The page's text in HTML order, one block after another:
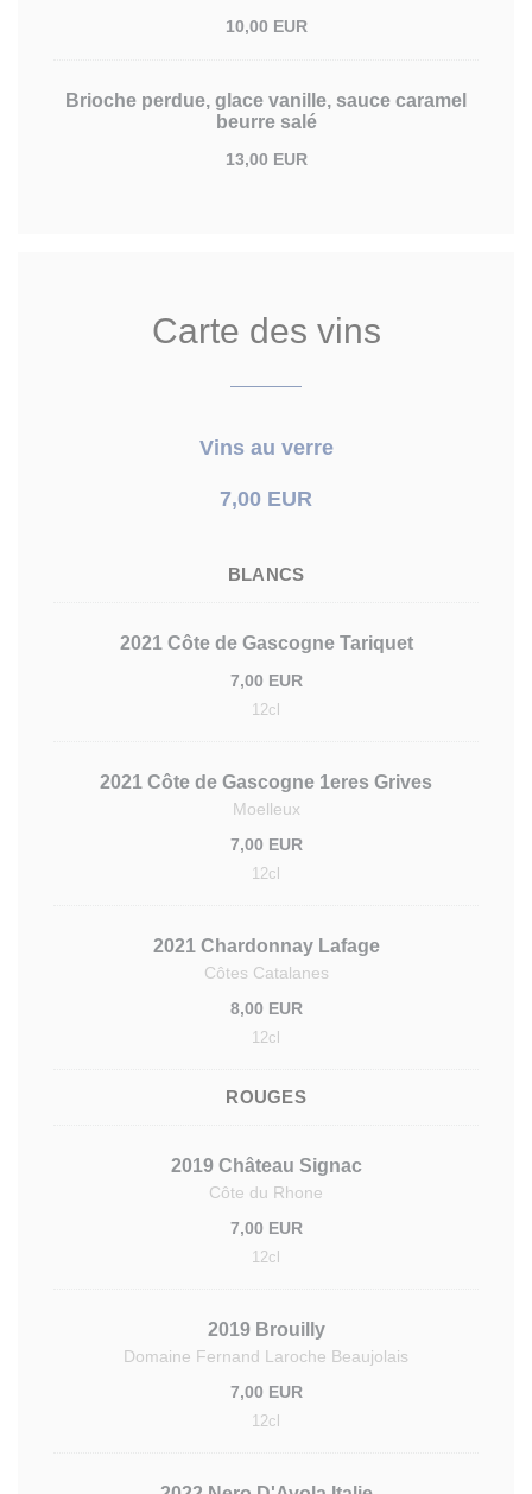
10,00 EUR
Brioche perdue, glace vanille, sauce caramel
beurre salé
13,00 EUR
Carte des vins
Vins au verre
7,00 EUR
BLANCS
2021 Côte de Gascogne Tariquet
7,00 EUR
12cl
2021 Côte de Gascogne 1eres Grives
Moelleux
7,00 EUR
12cl
2021 Chardonnay Lafage
Côtes Catalanes
8,00 EUR
12cl
ROUGES
2019 Château Signac
Côte du Rhone
7,00 EUR
12cl
2019 Brouilly
Domaine Fernand Laroche Beaujolais
7,00 EUR
12cl